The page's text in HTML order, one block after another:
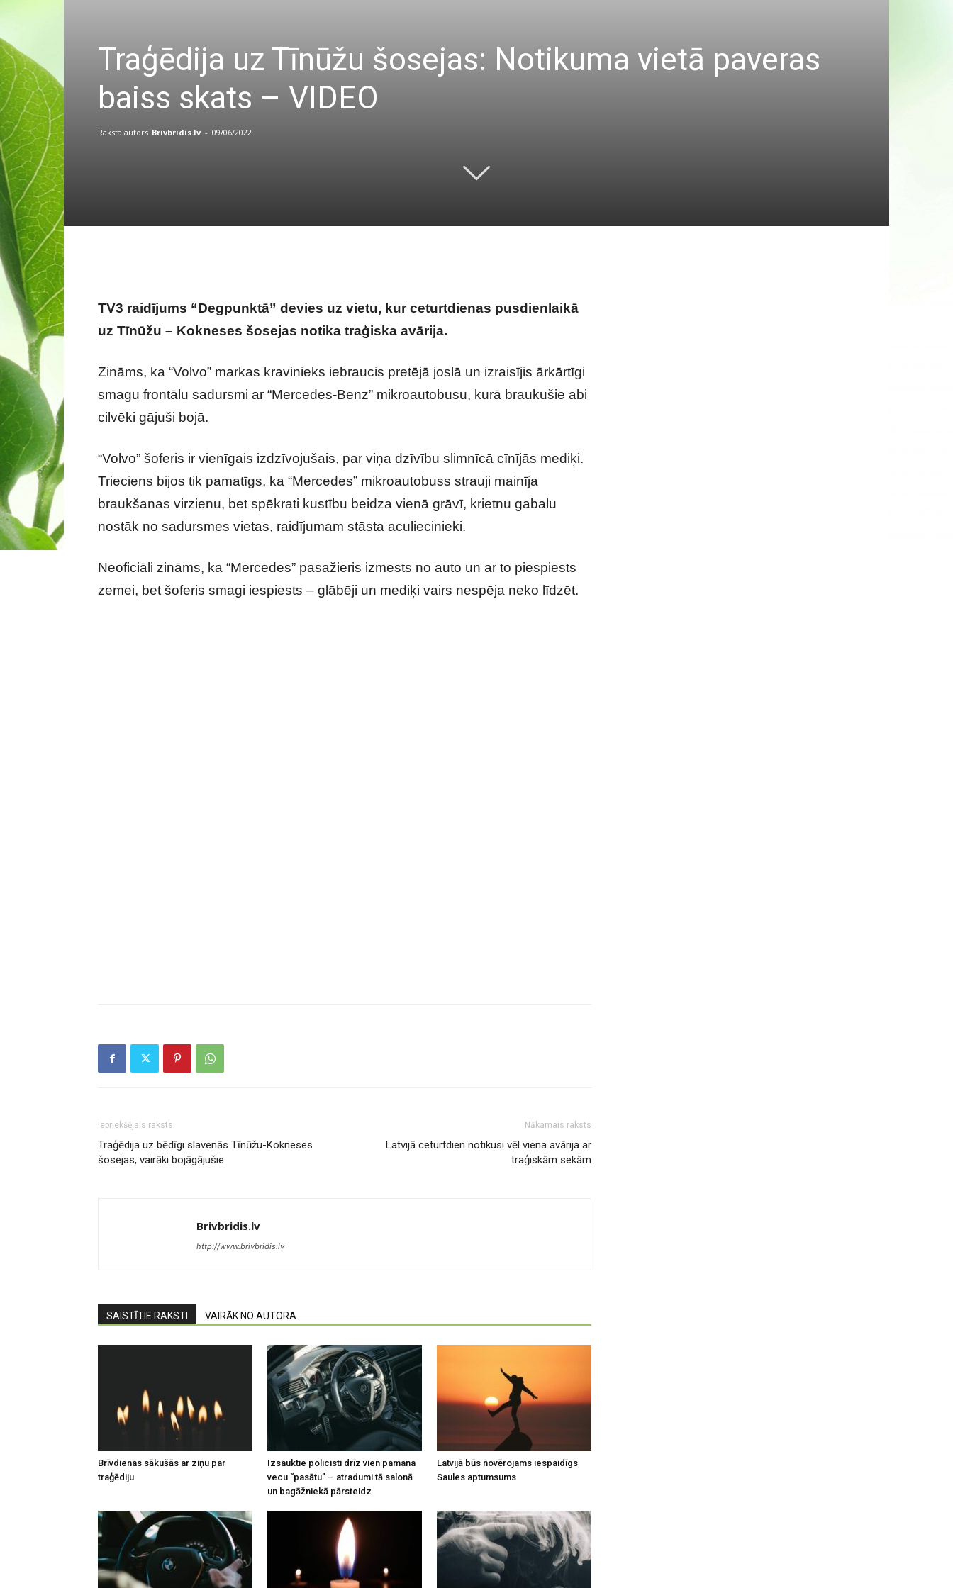
Traģēdija uz Tīnūžu šosejas: Notikuma vietā paveras
baiss skats – VIDEO
Raksta autors Brivbridis.lv - 09/06/2022
TV3 raidījums “Degpunktā” devies uz vietu, kur ceturtdienas pusdienlaikā
uz Tīnūžu – Kokneses šosejas notika traģiska avārija.
Zināms, ka “Volvo” markas kravinieks iebraucis pretējā joslā un izraisījis ārkārtīgi
smagu frontālu sadursmi ar “Mercedes-Benz” mikroautobusu, kurā braukušie abi
cilvēki gājuši bojā.
“Volvo” šoferis ir vienīgais izdzīvojušais, par viņa dzīvību slimnīcā cīnījās mediķi.
Trieciens bijos tik pamatīgs, ka “Mercedes” mikroautobuss strauji mainīja
braukšanas virzienu, bet spēkrati kustību beidza vienā grāvī, krietnu gabalu
nostāk no sadursmes vietas, raidījumam stāsta aculiecinieki.
Neoficiāli zināms, ka “Mercedes” pasažieris izmests no auto un ar to piespiests
zemei, bet šoferis smagi iespiests – glābēji un mediķi vairs nespēja neko līdzēt.
Iepriekšējais raksts
Traģēdija uz bēdīgi slavenās Tīnūžu-Kokneses
šosejas, vairāki bojāgājušie
Nākamais raksts
Latvijā ceturtdien notikusi vēl viena avārija ar
traģiskām sekām
Brivbridis.lv
http://www.brivbridis.lv
SAISTĪTIE RAKSTI VAIRĀK NO AUTORA
Brīvdienas sākušās ar ziņu par
traģēdiju
Izsauktie policisti drīz vien pamana
vecu “pasātu” – atradumi tā salonā
un bagāžniekā pārsteidz
Latvijā būs novērojams iespaidīgs
Saules aptumsums